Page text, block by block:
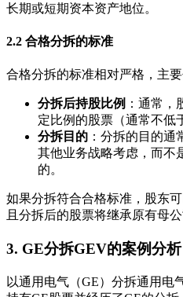
长期或短期资本资产地位。
2.2 合格分拆的标准
合格分拆的标准相对严格，主要
分拆后持股比例 ：通常
定比例的股票（通常不低
分拆目的 ：分拆的目的
其他业务战略考虑，而不
的。
如果分拆符合合格标准，股东
且分拆后的股票将继承原有母
3. GE分拆GEV的案例分析
以通用电气（GE）分拆通用电